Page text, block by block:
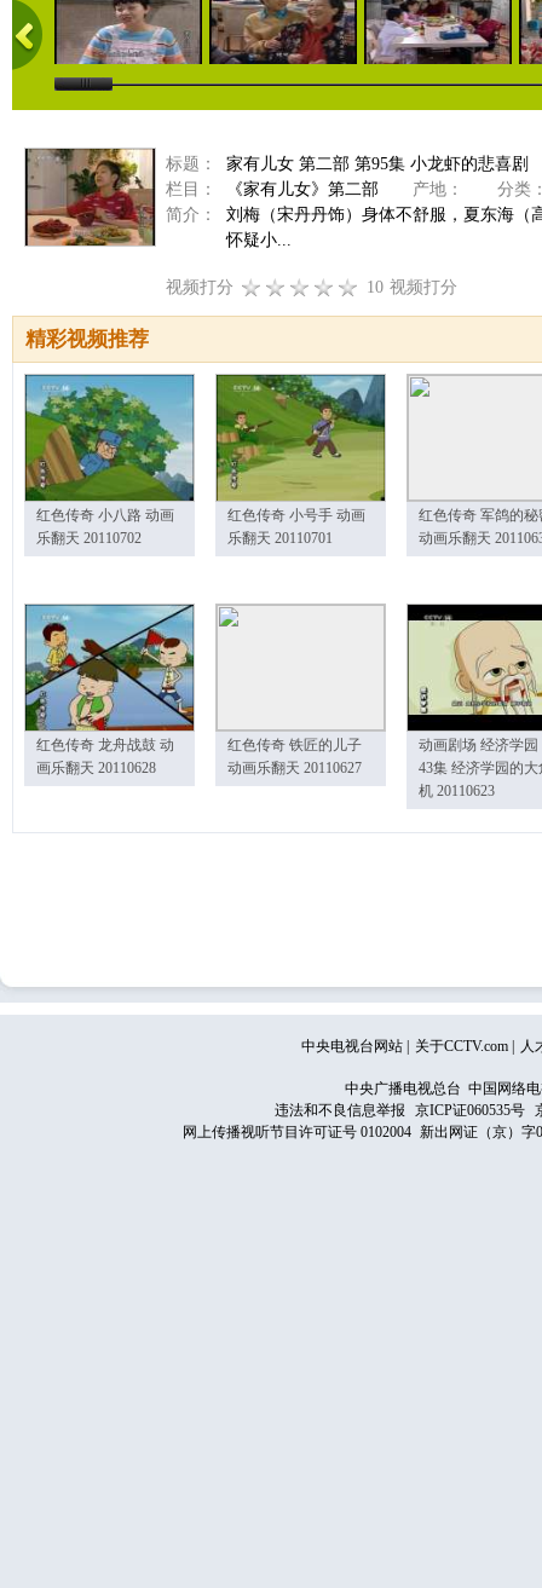
标题：
家有儿女 第二部 第95集 小龙虾的悲喜剧
栏目：
《家有儿女》第二部 产地：
分类
简介：
刘梅（宋丹丹饰）身体不舒服，夏东海（
怀疑小...
视频打分 10 视频打分
精彩视频推荐
红色传奇 小八路 动画
乐翻天 20110702
红色传奇 小号手 动画
乐翻天 20110701
红色传奇 军鸽的秘
动画乐翻天
红色传奇 龙舟战鼓 动
画乐翻天 20110628
红色传奇 铁匠的儿子
动画乐翻天 20110627
动画剧场 经济学园
43集 经济学园的大
机 20110623
中央电视台网站 关于CCTV.com 人
中央广播电视总台 中国网络
违法和不良信息举报
京ICP证060535号
网上传播视听节目许可证号 0102004 新出网证（京）